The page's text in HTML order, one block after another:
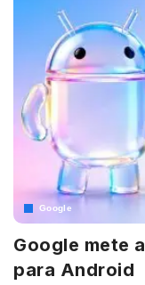
Google
Google mete
para Android